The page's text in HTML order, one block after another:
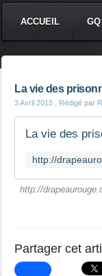
ACCUEIL GQ
La vie des
3 Avril 2015 , Rédigé par
http://
Partager cet